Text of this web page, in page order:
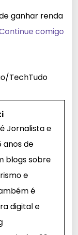
ganhar renda
comigo
TechTudo
Jornalista e
anos de
blogs sobre
e
é
digital e